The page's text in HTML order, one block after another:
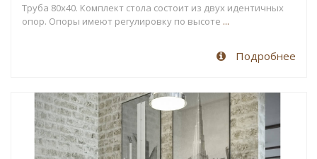
Труба 80х40. Комплект стола состоит из двух идентичных
опор. Опоры имеют регулировку по высоте ...
Подробнее